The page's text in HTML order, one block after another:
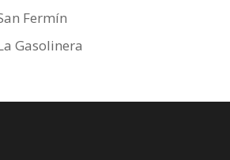
Fermín
Gasolinera